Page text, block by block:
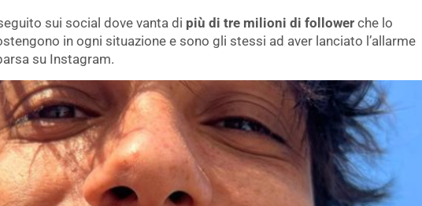
sui social dove vanta di più di tre milioni di follower che lo
in ogni situazione e sono gli stessi ad aver lanciato l’allarme
su Instagram.